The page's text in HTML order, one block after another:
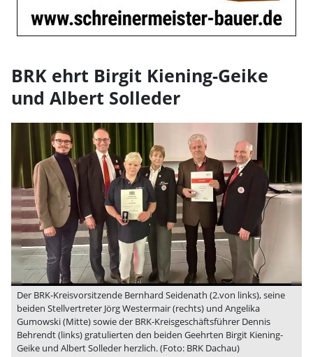
BRK ehrt Birgit Kiening-Geike
und Albert Solleder
Der BRK-Kreisvorsitzende Bernhard Seidenath (2.von links), seine
beiden Stellvertreter Jörg Westermair (rechts) und Angelika
Gumowski (Mitte) sowie der BRK-Kreisgeschäftsführer Dennis
Behrendt (links) gratulierten den beiden Geehrten Birgit Kiening-
Geike und Albert Solleder herzlich. (Foto: BRK Dachau)